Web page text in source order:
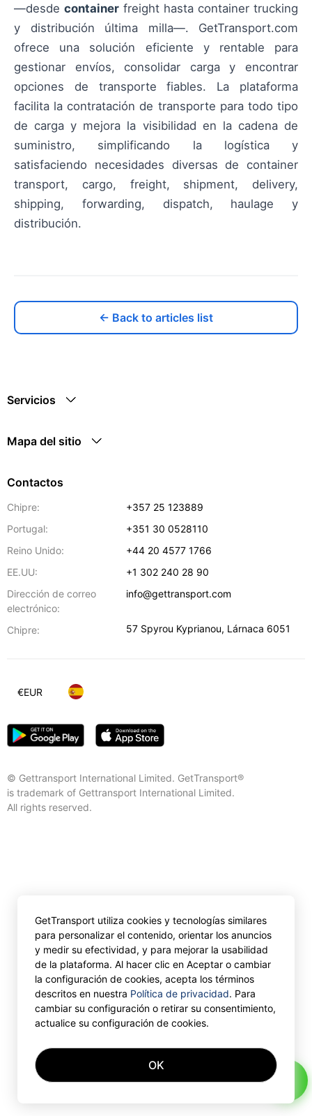
—desde container freight hasta container trucking
y distribución última milla—. GetTransport.com
ofrece una solución eficiente y rentable para
gestionar envíos, consolidar carga y encontrar
opciones de transporte fiables. La plataforma
facilita la contratación de transporte para todo tipo
de carga y mejora la visibilidad en la cadena de
suministro, simplificando la logística y
satisfaciendo necesidades diversas de container
transport, cargo, freight, shipment, delivery,
shipping, forwarding, dispatch, haulage y
distribución.
← Back to articles list
Servicios
Mapa del sitio
Contactos
Chipre:
+357 25 123889
Portugal:
+351 30 0528110
Reino Unido:
+44 20 4577 1766
EE.UU:
+1 302 240 28 90
Dirección de correo
electrónico:
info@gettransport.com
Chipre: 57 Spyrou Kyprianou, Lárnaca 6051
© Gettransport International Limited. GetTransport®
is trademark of Gettransport International Limited.
All rights reserved.
€EUR
GetTransport utiliza cookies y tecnologías similares
para personalizar el contenido, orientar los anuncios
y medir su efectividad, y para mejorar la usabilidad
de la plataforma. Al hacer clic en Aceptar o cambiar
la configuración de cookies, acepta los términos
descritos en nuestra Política de privacidad. Para
cambiar su configuración o retirar su consentimiento,
actualice su configuración de cookies.
OK